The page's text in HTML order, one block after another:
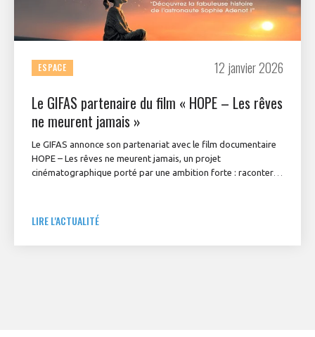
ESPACE 12 janvier 2026
Le GIFAS partenaire du film « HOPE – Les rêves
ne meurent jamais »
Le GIFAS annonce son partenariat avec le film documentaire
HOPE – Les rêves ne meurent jamais, un projet
cinématographique porté par une ambition forte : raconter,
l’astronaute française Sophie Adenot, le film met en lumière
LIRE L'ACTUALITÉ